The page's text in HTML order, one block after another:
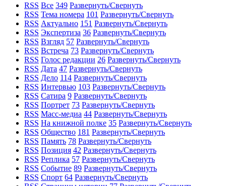
RSS Все 349 Развернуть/Свернуть
RSS Тема номера 101 Развернуть/Свернуть
RSS Актуально 151 Развернуть/Свернуть
RSS Экспертиза 36 Развернуть/Свернуть
RSS Взгляд 57 Развернуть/Свернуть
RSS Встреча 73 Развернуть/Свернуть
RSS Голос редакции 26 Развернуть/Свернуть
RSS Дата 47 Развернуть/Свернуть
RSS Дело 114 Развернуть/Свернуть
RSS Интервью 103 Развернуть/Свернуть
RSS Сатира 9 Развернуть/Свернуть
RSS Портрет 73 Развернуть/Свернуть
RSS Масс-медиа 44 Развернуть/Свернуть
RSS На книжной полке 35 Развернуть/Свернуть
RSS Общество 181 Развернуть/Свернуть
RSS Память 78 Развернуть/Свернуть
RSS Позиция 42 Развернуть/Свернуть
RSS Реплика 57 Развернуть/Свернуть
RSS Событие 89 Развернуть/Свернуть
RSS Спорт 64 Развернуть/Свернуть